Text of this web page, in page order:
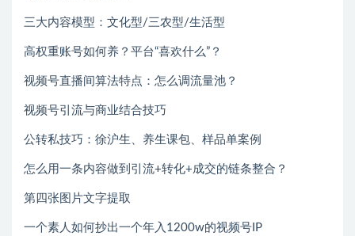
三大内容模型：文化型/三农型/生活型
高权重账号如何养？平台“喜欢什么”？
视频号直播间算法特点：怎么调流量池？
视频号引流与商业结合技巧
公转私技巧：徐沪生、养生课包、样品单案例
怎么用一条内容做到引流+转化+成交的链条整合？
第四张图片文字提取
一个素人如何抄出一个年入1200w的视频号IP